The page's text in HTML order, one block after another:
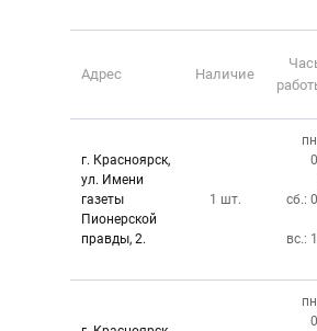
Адрес Наличие
г. Красноярск,
ул. Имени
газеты
Пионерской
правды, 2.
1 шт.
сб.:
вс.: